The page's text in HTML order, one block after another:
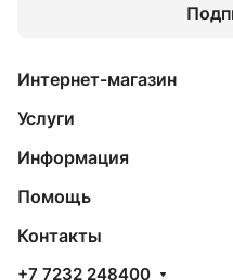
Интернет-магазин
Услуги
Информация
Помощь
Контакты
+7 7232 248400